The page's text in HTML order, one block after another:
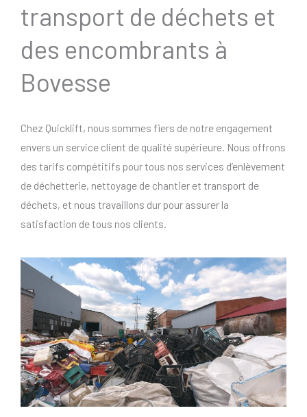
transport de déchets et
des encombrants à
Bovesse
Chez Quicklift, nous sommes fiers de notre engagement
envers un service client de qualité supérieure. Nous offrons
des tarifs compétitifs pour tous nos services d’enlèvement
de déchetterie, nettoyage de chantier et transport de
déchets, et nous travaillons dur pour assurer la
satisfaction de tous nos clients.